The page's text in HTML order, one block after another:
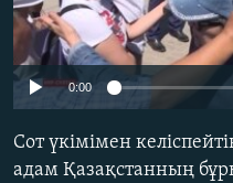
Басқа тілдерде
0:00
Сот үкімімен
адам Қазақстанның